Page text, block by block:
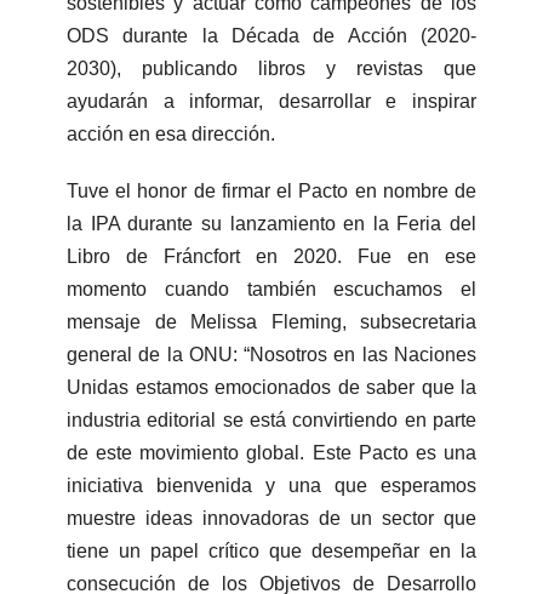
ODS durante la Década de Acción (2020-
2030), publicando libros y revistas que
ayudarán a informar, desarrollar e inspirar
acción en esa dirección.
Tuve el honor de firmar el Pacto en nombre de
la IPA durante su lanzamiento en la Feria del
Libro de Fráncfort en 2020. Fue en ese
momento cuando también escuchamos el
mensaje de Melissa Fleming, subsecretaria
general de la ONU: “Nosotros en las Naciones
Unidas estamos emocionados de saber que la
industria editorial se está convirtiendo en parte
de este movimiento global. Este Pacto es una
iniciativa bienvenida y una que esperamos
muestre ideas innovadoras de un sector que
tiene un papel crítico que desempeñar en la
consecución de los Objetivos de Desarrollo